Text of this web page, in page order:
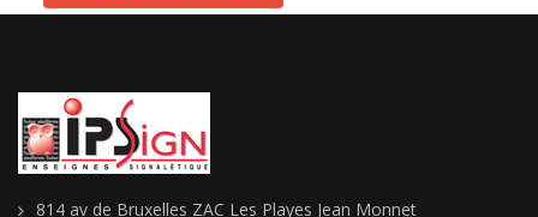
814 av de Bruxelles ZAC Les Playes Jean Monnet